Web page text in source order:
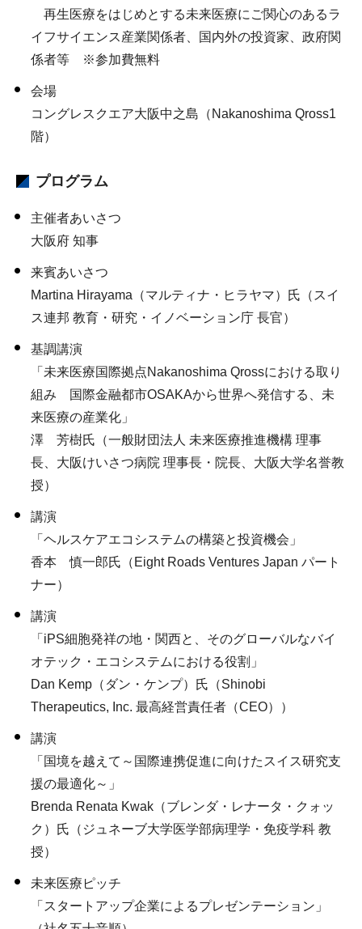
再生医療をはじめとする未来医療にご関心のあるラ
イフサイエンス産業関係者、国内外の投資家、政府関
係者等 ※参加費無料
会場
コングレスクエア大阪中之島（Nakanoshima Qross1
階）
プログラム
主催者あいさつ
大阪府 知事
来賓あいさつ
Martina Hirayama（マルティナ・ヒラヤマ）氏（スイ
ス連邦 教育・研究・イノベーション庁 長官）
基調講演
「未来医療国際拠点Nakanoshima Qrossにおける取り
組み 国際金融都市OSAKAから世界へ発信する、未
来医療の産業化」
澤 芳樹氏（一般財団法人 未来医療推進機構 理事
長、大阪けいさつ病院 理事長・院長、大阪大学名誉教
授）
講演
「ヘルスケアエコシステムの構築と投資機会」
香本 慎一郎氏（Eight Roads Ventures Japan パート
ナー）
講演
「iPS細胞発祥の地・関西と、そのグローバルなバイ
オテック・エコシステムにおける役割」
Dan Kemp（ダン・ケンプ）氏（Shinobi
Therapeutics, Inc. 最高経営責任者（CEO））
講演
「国境を越えて～国際連携促進に向けたスイス研究支
援の最適化～」
Brenda Renata Kwak（ブレンダ・レナータ・クォッ
ク）氏（ジュネーブ大学医学部病理学・免疫学科 教
授）
未来医療ピッチ
「スタートアップ企業によるプレゼンテーション」